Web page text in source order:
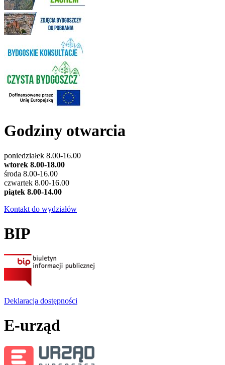
Godziny otwarcia
poniedziałek 8.00-16.00
wtorek 8.00-18.00
środa 8.00-16.00
czwartek 8.00-16.00
piątek 8.00-14.00
Kontakt do wydziałów
BIP
Deklaracja dostępności
E-urząd